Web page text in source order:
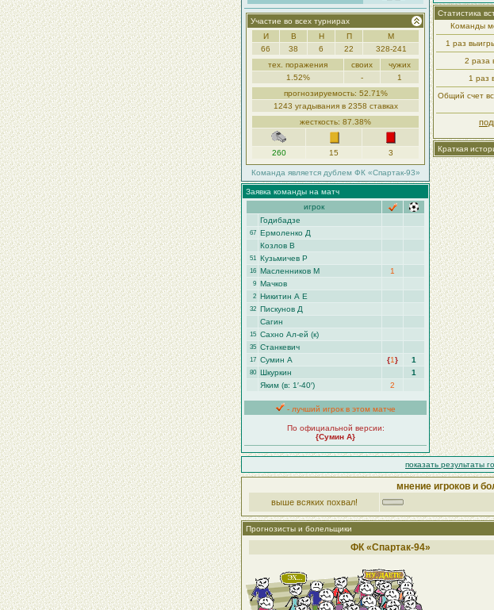
Участие во всех турнирах
И
В Н П
М
66
38 6 22
328-241
тех. поражения
своих
чужих
1.52%
-
1
прогнозируемость: 52.71%
1243 угадывания в 2358 ставках
жесткость: 87.38%
260 15 3
Команда является дублем ФК «Спартак-93»
Заявка команды на матч
игрок
Годибадзе
67 Ермоленко Д
Козлов В
51 Кузьмичев Р
16 Масленников М 1
9 Мачков
2 Никитин А Е
32 Пискунов Д
Сагин
15 Сахно Ал-ей (к)
35 Станкевич
17 Сумин А {1} 1
80 Шкуркин
1
Яким (в: 1′-40′)
2
- лучший игрок в этом матче
По официальной версии:
{Сумин А}
Статистика
Команды
1 раз
2 раза
1 раз
Общий счет
Краткая
показать результаты
мнение игроков и
выше всяких похвал!
Прогнозисты и болельщики
ФК «Спартак-94»